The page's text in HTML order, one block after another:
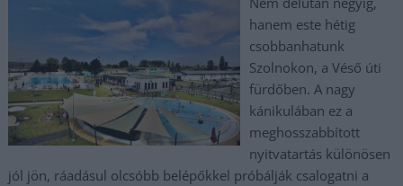
hanem este hétig
csobbanhatunk
Szolnokon, a Véső úti
fürdőben. A nagy
kánikulában ez a
meghosszabbított
nyitvatartás különösen
jól jön, ráadásul olcsóbb belépőkkel próbálják csalogatni a